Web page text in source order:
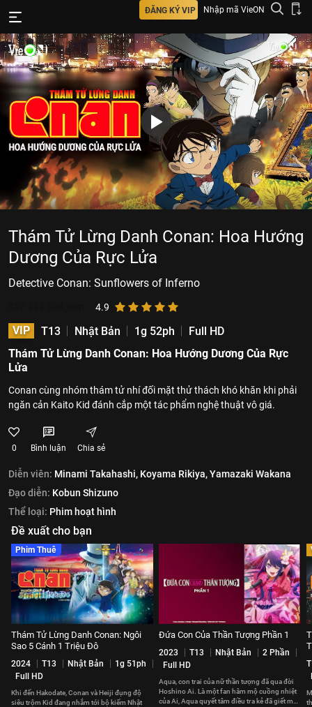
ĐĂNG KÝ VIP Nhập mã VieON
Thám Tử Lừng Danh Conan: Hoa Hướng
Dương Của Rực Lửa
Detective Conan: Sunflowers of Inferno
4.9
VIP T13 Nhật Bản 1g 52ph
Full HD
Thám Tử Lừng Danh Conan: Hoa Hướng Dương Của Rực
Lửa
Conan cùng nhóm thám tử nhí đối mặt thử thách khó khăn khi phải
ngăn cản Kaito Kid đánh cắp một tác phẩm nghệ thuật vô giá.
0 Bình luận Chia sẻ
Diễn viên: Minami Takahashi, Koyama Rikiya,Yamazaki Wakana
Đạo diễn: Kobun Shizuno
Thể loại: Phim hoạt hình
Đề xuất cho bạn
Phim Thuê
Thám Tử Lừng Danh Conan: Ngôi
Sao 5 Cánh 1 Triệu Đô
2024 T13 Nhật Bản
1g 51ph
Full HD
Khi đến Hakodate, Conan và Heiji đụng độ
siêu trộm Kid đang nhắm tới bộ kiếm Nhật
Đứa Con Của Thần Tượng Phần 1
2023 T13 Nhật Bản
2 Phần
Full HD
Aqua, con trai của nữ thần tượng đã qua đời
Hoshino Ai. Là một fan hâm mộ cuồng nhiệt
của Ai, Aqua quyết tâm điều tra kẻ đã giết mẹ